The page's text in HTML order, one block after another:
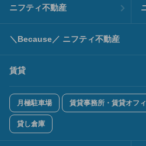
ニフティ不動産
＼Because／ ニフティ不動産
賃貸
月極駐車場 賃貸事務所・賃貸オフ
貸し倉庫